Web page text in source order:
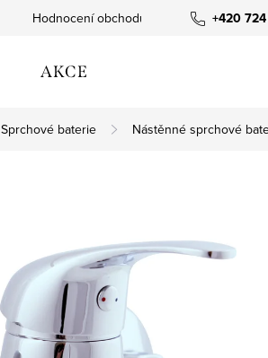
+420
Hodnocení obchodu
AKCE
Sprchové baterie Nástěnné sprchové